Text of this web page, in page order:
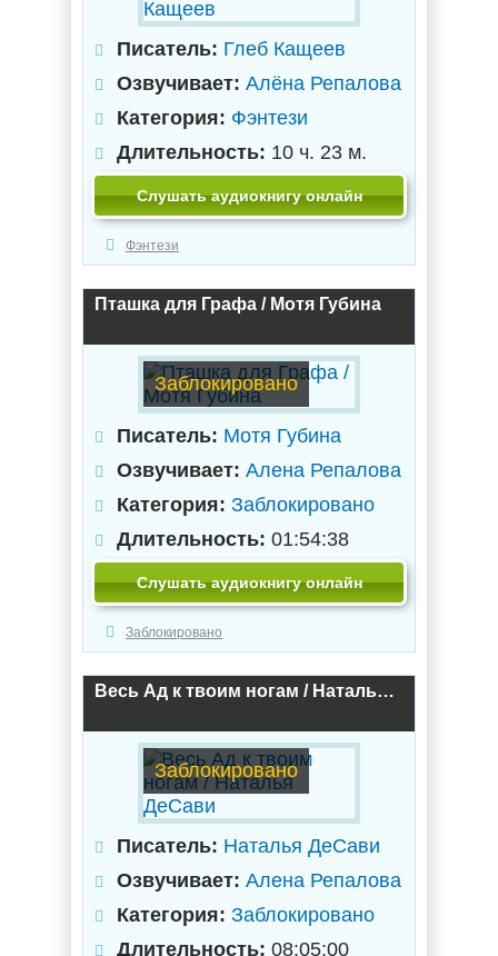
Писатель: Глеб Кащеев
Озвучивает: Алёна Репалова
Категория: Фэнтези
Длительность: 10 ч. 23 м.
Слушать аудиокнигу онлайн
Фэнтези
Пташка для Графа / Мотя Губина
Заблокировано
Писатель: Мотя Губина
Озвучивает: Алена Репалова
Категория: Заблокировано
Длительность: 01:54:38
Слушать аудиокнигу онлайн
Заблокировано
Весь Ад к твоим ногам / Наталья ДеСави
Заблокировано
Писатель: Наталья ДеСави
Озвучивает: Алена Репалова
Категория: Заблокировано
Длительность: 08:05:00